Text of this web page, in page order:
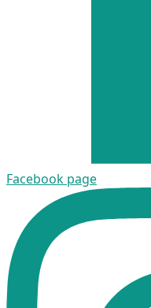
Facebook page